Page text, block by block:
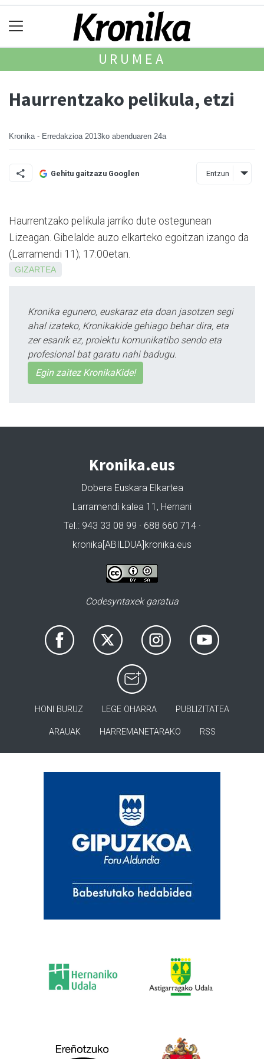
URUMEA
Haurrentzako pelikula, etzi
Kronika - Erredakzioa 2013ko abenduaren 24a
Gehitu gaitzazu Googlen Entzun
Haurren­tzako pelikula jarriko dute ostegunean
Lizeagan. Gibelalde auzo elkarteko egoitzan izango da
(La­rra­mendi 11); 17:00­etan.
GIZARTEA
Kronika egunero, euskaraz eta doan jasotzen segi
ahal izateko, Kronikakide gehiago behar dira, eta
zer esanik ez, proiektu komunikatibo sendo eta
profesional bat garatu nahi badugu.
Egin zaitez KronikaKide!
Kronika.eus
Dobera Euskara Elkartea
Larramendi kalea 11, Hernani
Tel.: 943 33 08 99 · 688 660 714 ·
kronika[ABILDUA]kronika.eus
Codesyntaxek garatua
HONI BURUZ LEGE OHARRA PUBLIZITATEA
ARAUAK HARREMANETARAKO RSS